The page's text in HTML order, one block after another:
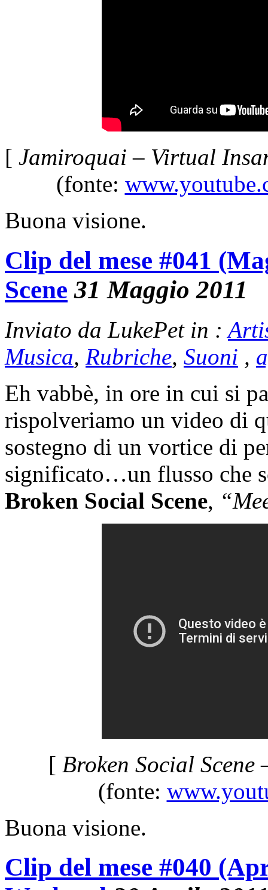
[ Jamiroquai – Virtual
(fonte:
Buona visione.
Clip del mese #041
Scene 31 Maggio 2011
Inviato da LukePet in :
Musica, Rubriche, Suoni ,
Eh vabbè, in ore in cui si
rispolveriamo un video di
sostegno di un vortice di
significato…un flusso che
Broken Social Scene,
[ Broken Social Scene
(fonte:
Buona visione.
Clip del mese #040